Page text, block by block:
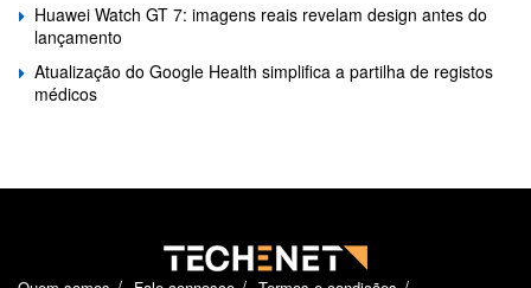
Huawei Watch GT 7: imagens reais revelam design antes do
lançamento
Atualização do Google Health simplifica a partilha de registos
médicos